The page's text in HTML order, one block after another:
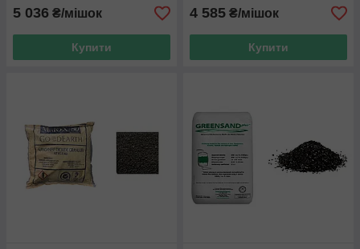
5 036 ₴/мішок
Купити
4 585 ₴/мішок
Купити